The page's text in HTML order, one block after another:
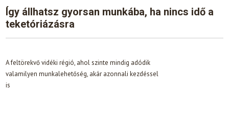
Így állhatsz gyorsan munkába, ha nincs idő a
teketóriázásra
A feltörekvő vidéki régió, ahol szinte mindig adódik
valamilyen munkalehetőség, akár azonnali kezdéssel
is